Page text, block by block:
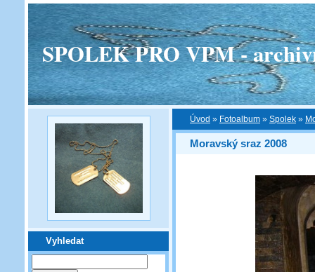
SPOLEK PRO VPM -
Vyhledat
Úvod » Fotoalbum » Spolek »
Moravský sraz 2008